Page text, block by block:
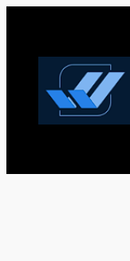
content